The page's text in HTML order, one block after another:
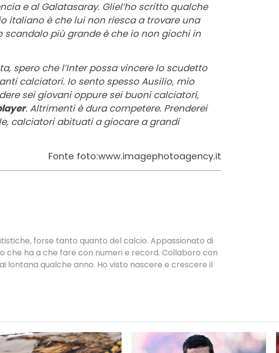
e al Galatasaray. Gliel’ho scritto qualche
italiano è che lui non riesca a trovare una
scandalo più grande è che io non giochi in
spero che l’Inter possa vincere lo scudetto
calciatori. Io sento spesso Ausilio, mio
sei giovani oppure sei buoni calciatori,
. Altrimenti è dura competere. Prenderei
calciatori abituati a giocare a grandi
Fonte foto:www.imagephotoagency.it
forse tanto quanto del calcio. Appassionato di
che ha a che fare con numeri e record. Collaboro con
lontana qualche anno. Ho visto nascere e crescere il